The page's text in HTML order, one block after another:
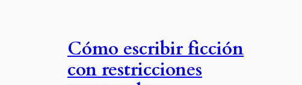
Cómo escribir ficción
con restricciones